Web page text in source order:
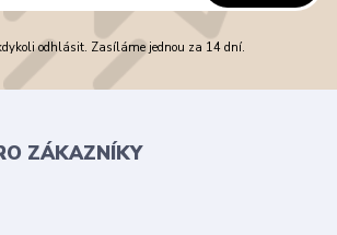
odhlásit. Zasíláme jednou za 14 dní.
ZÁKAZNÍKY